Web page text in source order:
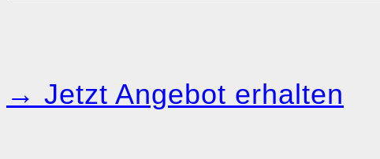
→ Jetzt Angebot erhalten